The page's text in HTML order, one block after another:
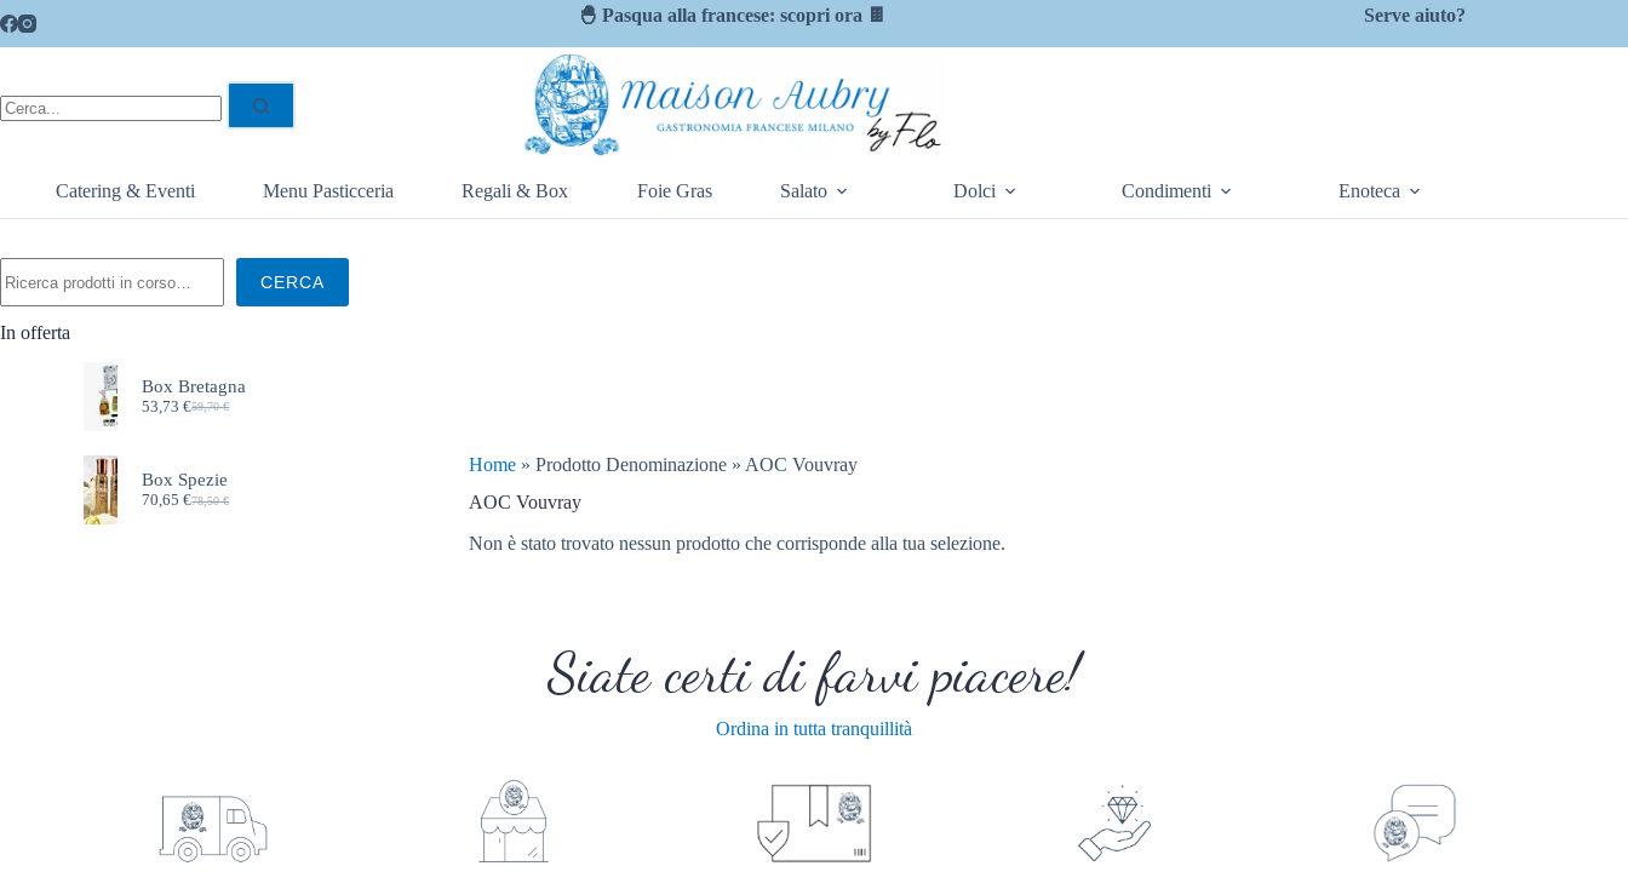
🐣 Pasqua alla francese: scopri ora 🍫 Serve aiuto?
Catering & Eventi Menu Pasticceria Regali & Box Foie Gras Salato Dolci Condimenti Enoteca
Home »Prodotto Denominazione » AOC Vouvray
AOC Vouvray
Non è stato trovato nessun prodotto che corrisponde alla tua selezione.
CERCA
In offerta
Box Bretagna
59,70€
53,73€
Box Spezie
78,50€
70,65€
Siate certi di farvi piacere!
Ordina in tutta tranquillità